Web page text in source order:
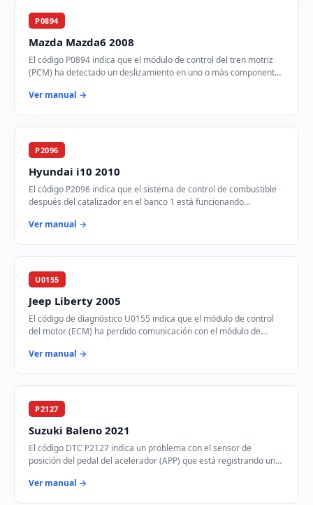
P0894
Mazda Mazda6 2008
El código P0894 indica que el módulo de control del tren motriz
(PCM) ha detectado un deslizamiento en uno o más componentes
Ver manual →
P2096
Hyundai i10 2010
El código P2096 indica que el sistema de control de combustible
después del catalizador en el banco 1 está funcionando
Ver manual →
U0155
Jeep Liberty 2005
El código de diagnóstico U0155 indica que el módulo de control
del motor (ECM) ha perdido comunicación con el módulo de
Ver manual →
P2127
Suzuki Baleno 2021
El código DTC P2127 indica un problema con el sensor de
posición del pedal del acelerador (APP) que está registrando un
Ver manual →